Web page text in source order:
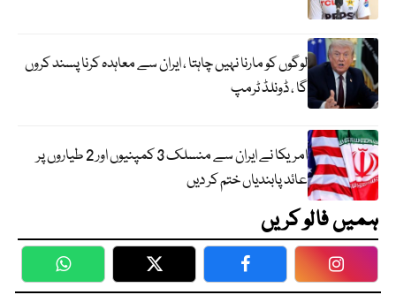
لوگوں کو مارنا نہیں چاہتا ، ایران سے معاہدہ کرنا پسند کروں
گا ، ڈونلڈ ٹرمپ
امریکا نے ایران سے منسلک 3 کمپنیوں اور 2 طیاروں پر
عائد پابندیاں ختم کر دیں
ہمیں فالو کریں
WhatsApp Twitter Facebook